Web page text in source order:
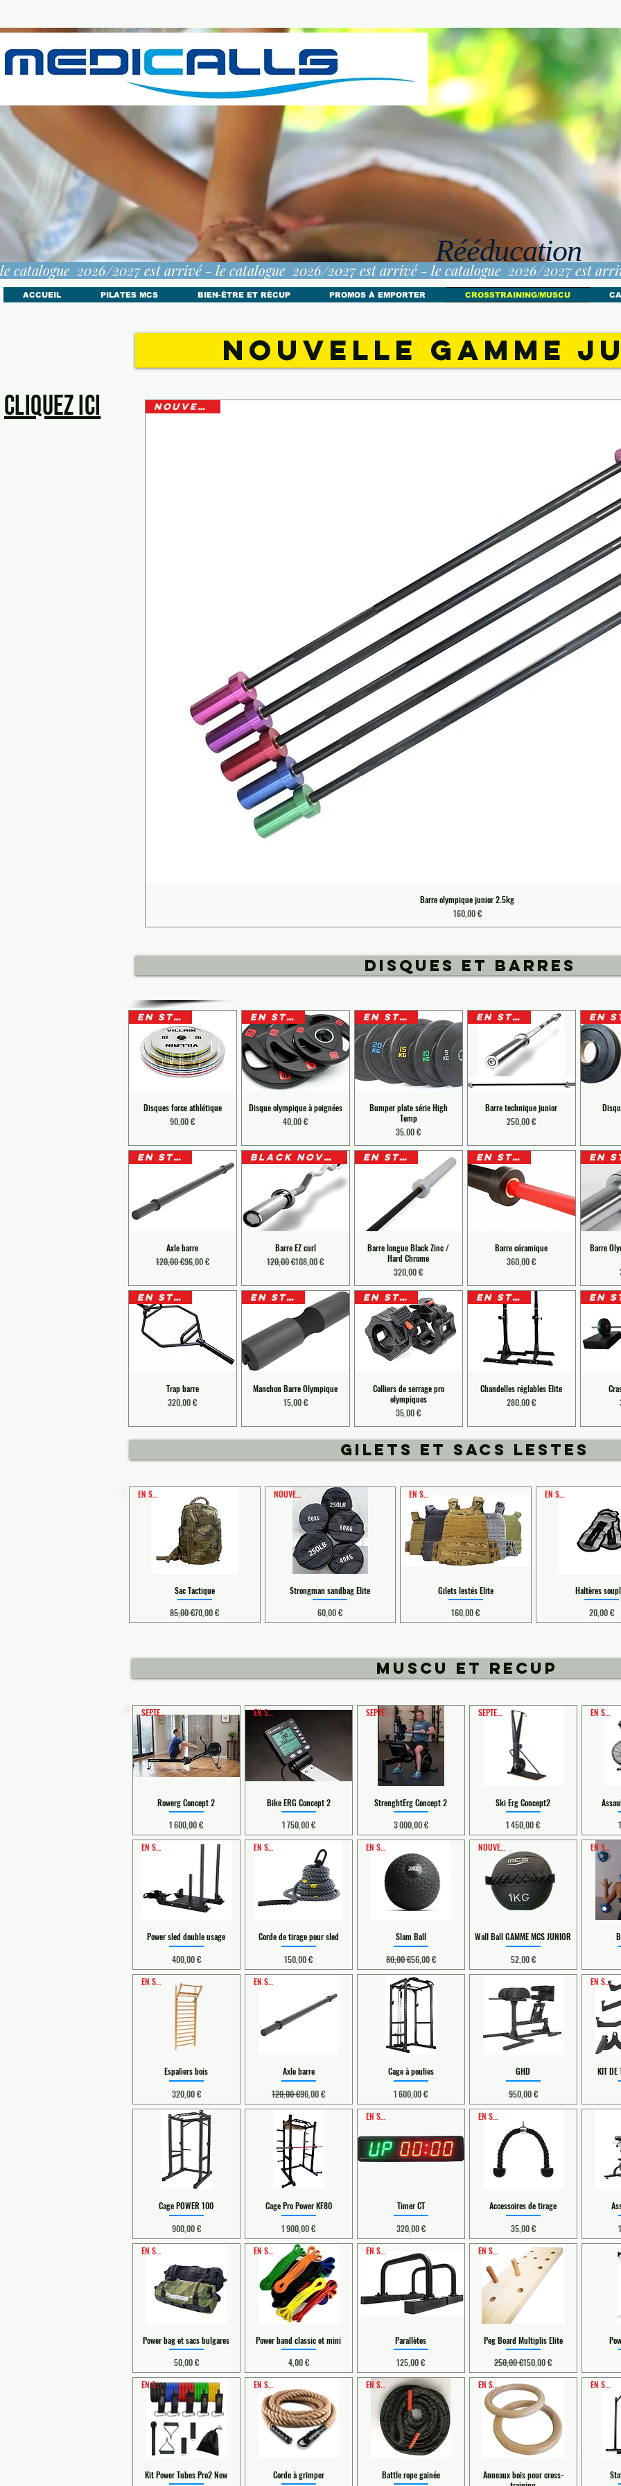
Rééducation
le catalogue  2026/2027 est arrivé -
ACCUEIL PILATES MCS BIEN-ÊTRE ET RÉCUP PROMOS À EMPORTER CROSSTRAINING/MUSCU
NOUVELLE GAMME
NOUVEAUTE
Barre olympique junior 2.5kg
Prix
160,00 €
DISQUES ET BARRES
EN STOCK
Disques force athlétique
Prix
90,00 €
EN STOCK
Disque olympique à poignées
Prix
40,00 €
EN STOCK
Bumper plate série High
Temp
Prix
35,00 €
EN STOCK
Barre technique junior
Prix
250,00 €
EN STOCK
Axle barre
Prix original
120,00 €Prix promotionnel
96,00 €
BLACK NOVEMBER
Barre EZ curl
Prix original
120,00 €Prix promotionnel
108,00 €
EN STOCK
Barre longue Black Zinc /
Hard Chrome
Prix
320,00 €
EN STOCK
Barre céramique
Prix
360,00 €
Barre
EN STOCK
Trap barre
Prix
320,00 €
EN STOCK
Manchon Barre Olympique
Prix
15,00 €
EN STOCK
Colliers de serrage pro
olympiques
Prix
35,00 €
EN STOCK
Chandelles réglables Elite
Prix
280,00 €
GILETS ET SACS LESTES
EN STOCK
Sac Tactique
Prix original
85,00 €Prix promotionnel
70,00 €
NOUVEAUTE
Strongman sandbag Elite
Prix
60,00 €
EN STOCK
Gilets lestés Elite
Prix
160,00 €
EN STOCK
Haltères
Prix
20,00 €
MUSCU ET RECUP
SEPTEMBRE
Rowerg Concept 2
Prix
1 600,00 €
EN STOCK
Bike ERG Concept 2
Prix
1 750,00 €
SEPTEMBRE
StrenghtErg Concept 2
Prix
3 000,00 €
SEPTEMBRE
Ski Erg Concept2
Prix
1 450,00 €
EN STOCK
EN STOCK
Power sled double usage
Prix
400,00 €
EN STOCK
Corde de tirage pour sled
Prix
150,00 €
EN STOCK
Slam Ball
Prix original
80,00 €Prix promotionnel
56,00 €
NOUVEAUTE
Wall Ball GAMME MCS JUNIOR
Prix
52,00 €
EN STOCK
EN STOCK
Espaliers bois
Prix
320,00 €
EN STOCK
Axle barre
Prix original
120,00 €Prix promotionnel
96,00 €
Cage à poulies
Prix
1 600,00 €
GHD
Prix
950,00 €
EN STOCK
KIT DE
Cage POWER 100
Prix
900,00 €
Cage Pro Power KF80
Prix
1 900,00 €
EN STOCK
Timer CT
Prix
320,00 €
EN STOCK
Accessoires de tirage
Prix
35,00 €
EN STOCK
Power bag et sacs bulgares
Prix
50,00 €
EN STOCK
Power band classic et mini
Prix
4,00 €
EN STOCK
Parallètes
Prix
125,00 €
EN STOCK
Peg Board Multiplis Elite
Prix original
250,00 €Prix promotionnel
150,00 €
EN STOCK
Kit Power Tubes Pro2 New
EN STOCK
Corde à grimper
EN STOCK
Battle rope gainée
EN STOCK
Anneaux bois pour cross-
EN STOCK
Cliquez ici